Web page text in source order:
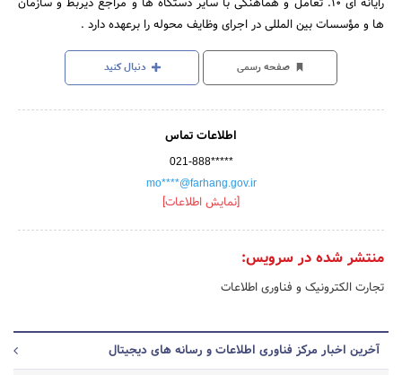
ها و مؤسسات بین المللی در اجرای وظایف محوله را برعهده دارد .
صفحه رسمی دنبال کنید
اطلاعات تماس
021-888*****
mo****@farhang.gov.ir
[نمایش اطلاعات]
منتشر شده در سرویس:
تجارت الکترونیک و فناوری اطلاعات
آخرین اخبار مرکز فناوری اطلاعات و رسانه های دیجیتال